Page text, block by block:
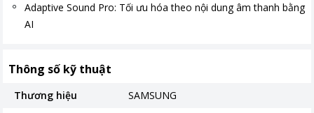
Adaptive Sound Pro: Tối ưu hóa theo nội dung âm thanh bằng
AI
Thông số kỹ thuật
Thương hiệu
SAMSUNG